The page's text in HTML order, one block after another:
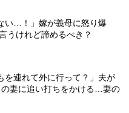
い…！」嫁が義母に怒り爆
うけれど諦めるべき？
を連れて外に行って？」夫が
妻に追い打ちをかける…妻の